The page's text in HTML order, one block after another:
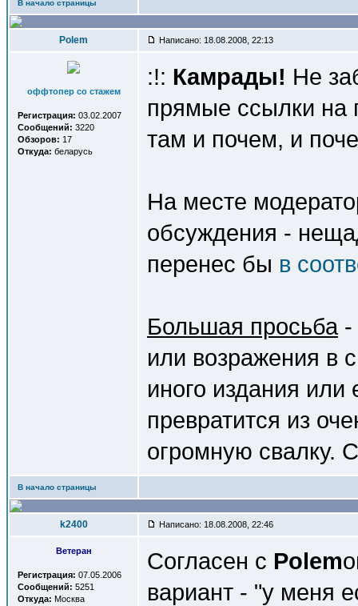
В начало страницы
Polem Написано: 18.08.2008, 22:13
оффтопер со стажем
Регистрация: 03.02.2007
Сообщений: 3220
Обзоров: 17
Откуда: беларусь
:!: Камрады! Не
прямые ссылки на
там и почем, и
На месте
обсуждения -
перенес бы в
Большая просьба-
или возражения в
иного издания или
превратится из
огромную свалку.
В начало страницы
k2400 Написано: 18.08.2008, 22:46
Ветеран
Регистрация: 07.05.2006
Сообщений: 5251
Откуда: Москва
Согласен с Polem
вариант - "у меня